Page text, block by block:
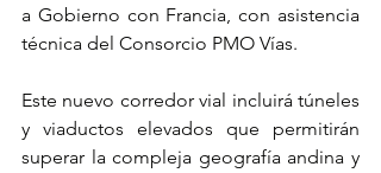
a Gobierno con Francia, con asistencia
técnica del Consorcio PMO Vías.
Este nuevo corredor vial incluirá túneles
y viaductos elevados que permitirán
superar la compleja geografía andina y